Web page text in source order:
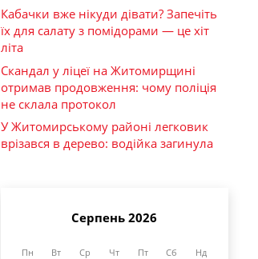
Кабачки вже нікуди дівати? Запечіть
їх для салату з помідорами — це хіт
літа
Скандал у ліцеї на Житомирщині
отримав продовження: чому поліція
не склала протокол
У Житомирському районі легковик
врізався в дерево: водійка загинула
Серпень 2026
Пн Вт Ср Чт Пт Сб Нд